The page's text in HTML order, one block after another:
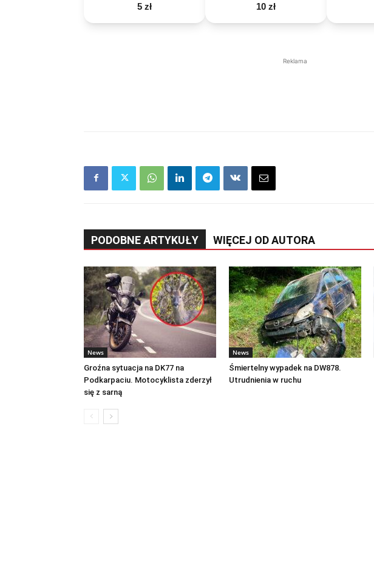
5 zł 10 zł
Reklama
PODOBNE ARTYKUŁY WIĘCEJ OD AUTORA
News
Groźna sytuacja na DK77 na
Podkarpaciu. Motocyklista zderzył
się z sarną
News
Śmiertelny wypadek na DW878.
Utrudnienia w ruchu